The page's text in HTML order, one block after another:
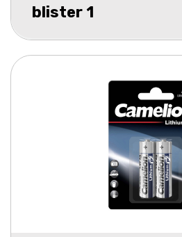
blister 1